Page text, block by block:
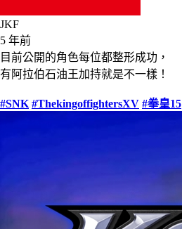
JKF
5 年前
目前公開的角色每位都整形成功，
有阿拉伯石油王加持就是不一樣！
#SNK #ThekingoffightersXV #拳皇15